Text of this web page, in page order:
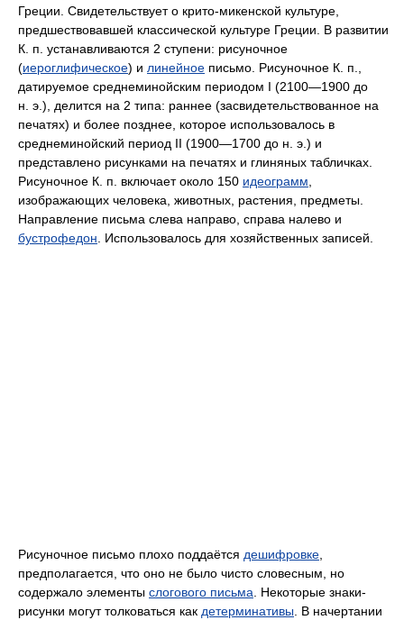
Греции. Свидетельствует о крито-микенской культуре,
предшествовавшей классической культуре Греции. В развитии
К. п. устанавливаются 2 ступени: рисуночное
(иероглифическое) и линейное письмо. Рисуночное К. п.,
датируемое среднеминойским периодом I (2100—1900 до
н. э.), делится на 2 типа: раннее (засвидетельствованное на
печатях) и более позднее, которое использовалось в
среднеминойский период II (1900—1700 до н. э.) и
представлено рисунками на печатях и глиняных табличках.
Рисуночное К. п. включает около 150 идеограмм
изображающих человека, животных, растения, предметы.
Направление письма слева направо, справа налево и
бустрофедон . Использовалось для хозяйственных записей.
Рисуночное письмо плохо поддаётся дешифровке
предполагается, что оно не было чисто словесным, но
содержало элементы слогового письма . Некоторые знаки-
рисунки могут толковаться как детерминативы . В начертании